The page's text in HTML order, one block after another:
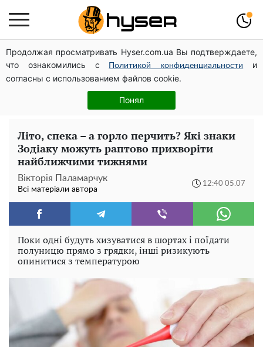
Продолжая просматривать Hyser.com.ua Вы подтверждаете,
что ознакомились с
Политикой конфиденциальности
и
согласны с использованием файлов cookie.
Понял
Дрони із націнкою: Олександр Конотопський вивів
мільйони оборонного бюджету через фіктивну фірму в
Естонії
Гола Олена Тополя у цікавих позах змусила відвисати
щелепи: злив відео – було лише початком
Літо, спека – а горло перчить? Які знаки
Зодіаку можуть раптово прихворіти
найближчими тижнями
Вікторія Паламарчук
Всі матеріали автора
12:40 05.07
Поки одні будуть хизуватися в шортах і поїдати
полуницю прямо з грядки, інші ризикують
опинитися з температурою